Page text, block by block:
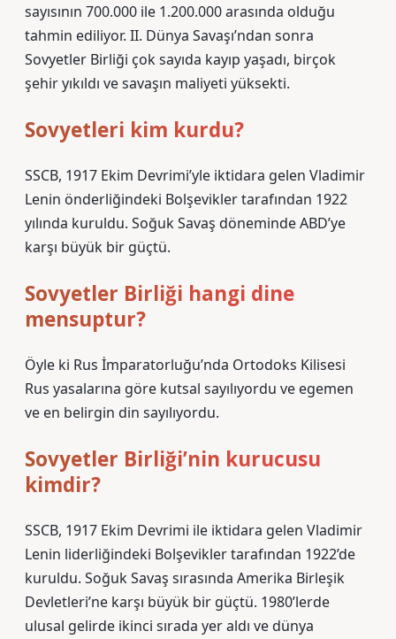
sayısının 700.000 ile 1.200.000 arasında olduğu
tahmin ediliyor. II. Dünya Savaşı’ndan sonra
Sovyetler Birliği çok sayıda kayıp yaşadı, birçok
şehir yıkıldı ve savaşın maliyeti yüksekti.
Sovyetleri kim kurdu?
SSCB, 1917 Ekim Devrimi’yle iktidara gelen Vladimir
Lenin önderliğindeki Bolşevikler tarafından 1922
yılında kuruldu. Soğuk Savaş döneminde ABD’ye
karşı büyük bir güçtü.
Sovyetler Birliği hangi dine
mensuptur?
Öyle ki Rus İmparatorluğu’nda Ortodoks Kilisesi
Rus yasalarına göre kutsal sayılıyordu ve egemen
ve en belirgin din sayılıyordu.
Sovyetler Birliği’nin kurucusu
kimdir?
SSCB, 1917 Ekim Devrimi ile iktidara gelen Vladimir
Lenin liderliğindeki Bolşevikler tarafından 1922’de
kuruldu. Soğuk Savaş sırasında Amerika Birleşik
Devletleri’ne karşı büyük bir güçtü. 1980’lerde
ulusal gelirde ikinci sırada yer aldı ve dünya